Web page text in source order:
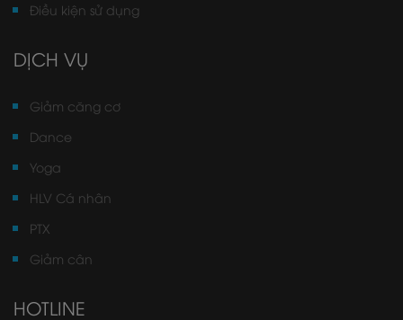
Điều kiện sử dụng
DỊCH VỤ
Giảm căng cơ
Dance
Yoga
HLV Cá nhân
PTX
Giảm cân
HOTLINE